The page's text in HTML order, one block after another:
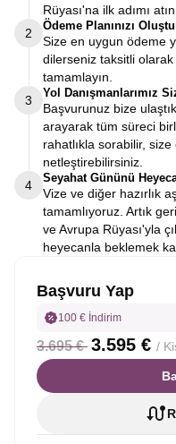
Rüyası'na ilk adımı atın.
2
Ödeme Planınızı
Size en uygun ödeme
dilerseniz taksitli
tamamlayın.
3
Yol Danışmanlarımız
Başvurunuz bize
arayarak tüm süreci
rahatlıkla sorabilir,
netleştirebilirsiniz.
4
Seyahat Gününü
Vize ve diğer hazırlık
tamamlıyoruz. Artık
ve Avrupa Rüyası'yla
heyecanla beklemek
Başvuru Yap
100 € İndirim
3.695 € 3.595 € /